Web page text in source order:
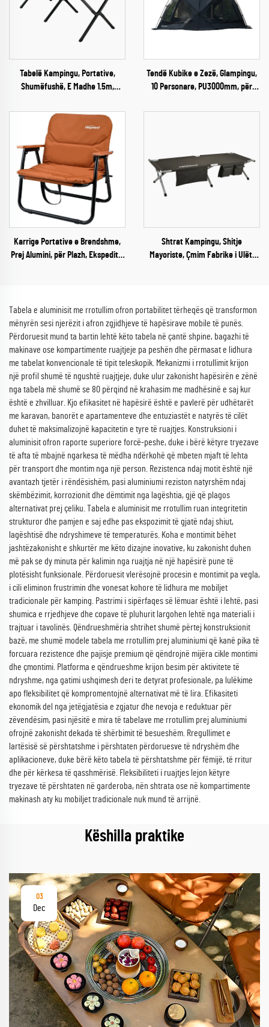
Tabelë Kampingu, Portative,
Shumëfushë, E Madhe 1.5m,
Rrotulluar
Tendë Kubike e Zezë, Glampingu,
10 Personare, PU3000mm, për
në Dimër
Karrige Portative e Brendshme,
Prej Alumini, për Plazh, Ekspedita,
Shtrat Kampingu, Shitje
Mayoriste, Çmim Fabrike i Ulët,
Tabela e aluminisit me rrotullim ofron portabilitet tërheqës që transformon
mënyrën sesi njerëzit i afron zgjidhjeve të hapësirave mobile të punës.
Përdoruesit mund ta bartin lehtë këto tabela në çantë shpine, bagazhi të
makinave ose kompartimente ruajtjeje pa peshën dhe përmasat e lidhura
me tabelat konvencionale të tipit teleskopik. Mekanizmi i rrotullimit krijon
një profil shumë të ngushtë ruajtjeje, duke ulur zakonisht hapësirën e zënë
nga tabela më shumë se 80 përqind në krahasim me madhësinë e saj kur
është e zhvilluar. Kjo efikasitet në hapësirë është e pavlerë për udhëtarët
me karavan, banorët e apartamenteve dhe entuziastët e natyrës të cilët
duhet të maksimalizojnë kapacitetin e tyre të ruajtjes. Konstruksioni i
aluminisit ofron raporte superiore forcë-peshe, duke i bërë këtyre tryezave
të afta të mbajnë ngarkesa të mëdha ndërkohë që mbeten mjaft të lehta
për transport dhe montim nga një person. Rezistenca ndaj motit është një
avantazh tjetër i rëndësishëm, pasi aluminiumi reziston natyrshëm ndaj
skëmbëzimit, korrozionit dhe dëmtimit nga lagështia, gjë që plagos
alternativat prej çeliku. Tabela e aluminisit me rrotullim ruan integritetin
strukturor dhe pamjen e saj edhe pas ekspozimit të gjatë ndaj shiut,
lagështisë dhe ndryshimeve të temperaturës. Koha e montimit bëhet
jashtëzakonisht e shkurtër me këto dizajne inovative, ku zakonisht duhen
më pak se dy minuta për kalimin nga ruajtja në një hapësirë pune të
plotësisht funksionale. Përdoruesit vlerësojnë procesin e montimit pa vegla,
i cili eliminon frustrimin dhe vonesat kohore të lidhura me mobiljet
tradicionale për kamping. Pastrimi i sipërfaqes së lëmuar është i lehtë, pasi
shumica e rrjedhjeve dhe copave të pluhurit largohen lehtë nga materiali i
trajtuar i tavolinës. Qëndrueshmëria shtrihet shumë përtej konstruksionit
bazë, me shumë modele tabela me rrotullim prej aluminiumi që kanë pika të
forcuara rezistence dhe pajisje premium që qëndrojnë mijëra cikle montimi
dhe çmontimi. Platforma e qëndrueshme krijon besim për aktivitete të
ndryshme, nga gatimi ushqimesh deri te detyrat profesionale, pa lulëkime
apo fleksibilitet që kompromentojnë alternativat më të lira. Efikasiteti
ekonomik del nga jetëgjatësia e zgjatur dhe nevoja e reduktuar për
zëvendësim, pasi njësitë e mira të tabelave me rrotullim prej aluminiumi
ofrojnë zakonisht dekada të shërbimit të besueshëm. Rregullimet e
lartësisë së përshtatshme i përshtaten përdoruesve të ndryshëm dhe
aplikacioneve, duke bërë këto tabela të përshtatshme për fëmijë, të rritur
dhe për kërkesa të qasshmërisë. Fleksibiliteti i ruajtjes lejon këtyre
tryezave të përshtaten në garderoba, nën shtrata ose në kompartimente
makinash aty ku mobiljet tradicionale nuk mund të arrijnë.
Këshilla praktike
03
Dec